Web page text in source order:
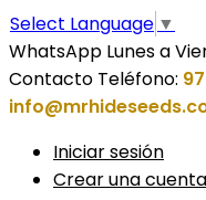
Select Language ▼
WhatsApp Lunes a
Contacto Teléfono:
Iniciar sesión
Crear una cuenta